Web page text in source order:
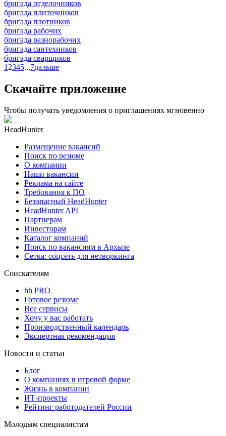
бригада отделочников
бригада плиточников
бригада плотников
бригада рабочих
бригада разнорабочих
бригада сантехников
бригада сварщиков
1 2345...7дальше
Скачайте приложение
Чтобы получать уведомления о приглашениях мгновенно
HeadHunter
Размещение вакансий
Поиск по резюме
О компании
Наши вакансии
Реклама на сайте
Требования к ПО
Безопасный HeadHunter
HeadHunter API
Партнерам
Инвесторам
Каталог компаний
Поиск по вакансиям в Архызе
Сетка: соцсеть для нетворкинга
Соискателям
hh PRO
Готовое резюме
Все сервисы
Хочу у вас работать
Производственный календарь
Экспертная рекомендация
Новости и статьи
Блог
О компаниях в игровой форме
Жизнь в компании
ИТ-проекты
Рейтинг работодателей России
Молодым специалистам